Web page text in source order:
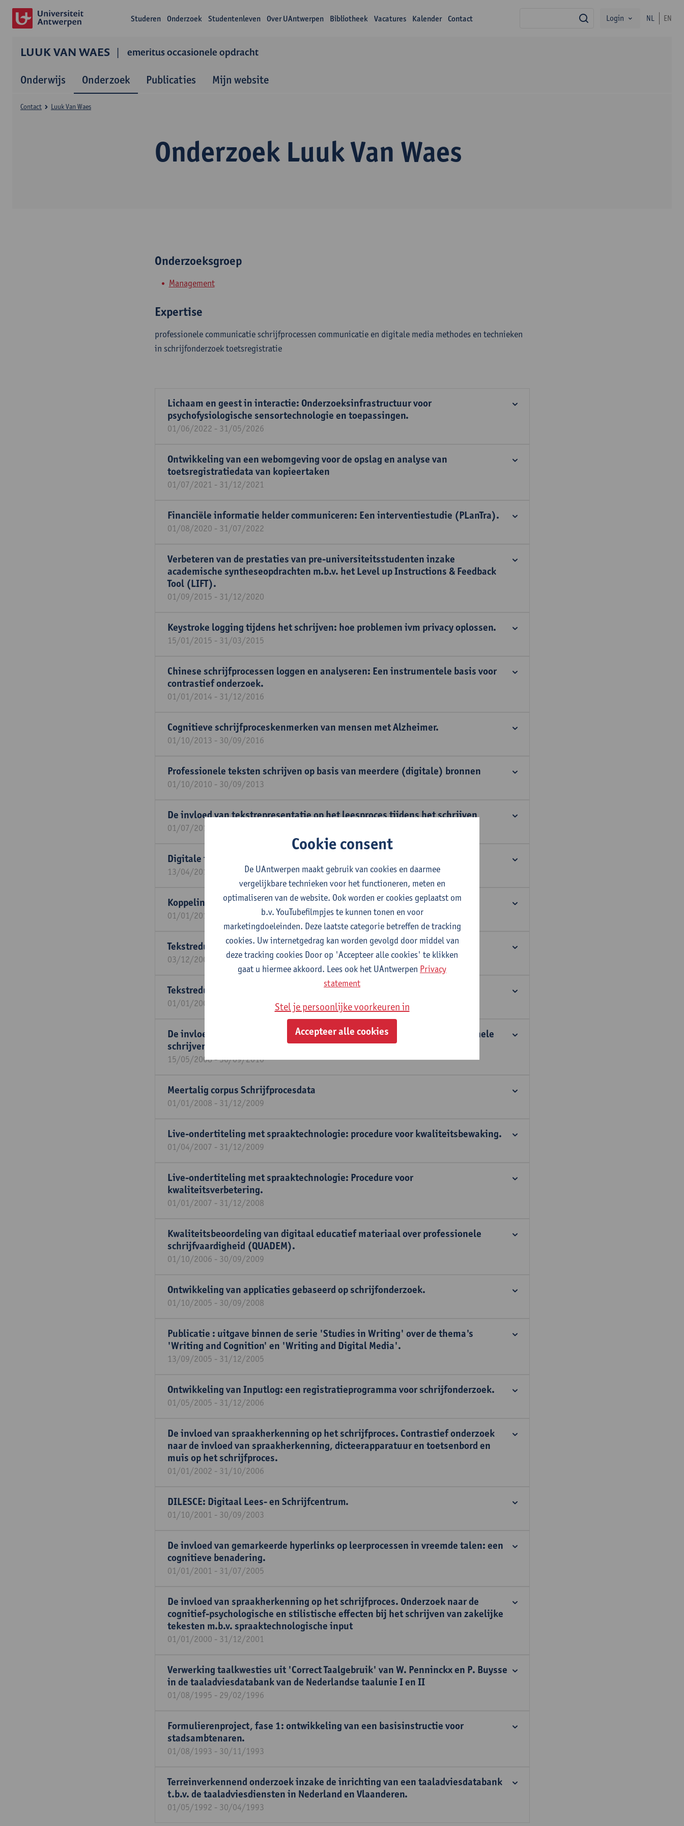
Studeren Onderzoek Studentenleven Over UAntwerpen Bibliotheek Vacatures Kalender Contact zoekLogin NL EN
LUUK VAN WAES emeritus occasionele opdracht
Onderwijs Onderzoek Publicaties Mijn website
Onderzoek Luuk Van Waes
Contact Luuk Van Waes
Onderzoeksgroep
Management
Expertise
professionele communicatie schrijfprocessen communicatie en digitale media methodes en technieken
in schrijfonderzoek toetsregistratie
Lichaam en geest in interactie: Onderzoeksinfrastructuur voor
psychofysiologische sensortechnologie en toepassingen.
01/06/2022 - 31/05/2026
Ontwikkeling van een webomgeving voor de opslag en analyse van
toetsregistratiedata van kopieertaken
01/07/2021 - 31/12/2021
Financiële informatie helder communiceren: Een interventiestudie (PLanTra).
01/08/2020 - 31/07/2022
Verbeteren van de prestaties van pre-universiteitsstudenten inzake
academische syntheseopdrachten m.b.v. het Level up Instructions & Feedback
Tool (LIFT).
01/09/2015 - 31/12/2020
Keystroke logging tijdens het schrijven: hoe problemen ivm privacy oplossen.
15/01/2015 - 31/03/2015
Chinese schrijfprocessen loggen en analyseren: Een instrumentele basis voor
contrastief onderzoek.
01/01/2014 - 31/12/2016
Cognitieve schrijfproceskenmerken van mensen met Alzheimer.
01/10/2013 - 30/09/2016
Professionele teksten schrijven op basis van meerdere (digitale) bronnen
01/10/2010 - 30/09/2013
De invloed van tekstrepresentatie op het leesproces tijdens het schrijven
01/07/2010 - 31/12/2014
Digitale televisie voor iedereen (DTV4ALL).
13/04/2010 - 31/12/2011
Koppeling van schrijfprocesdata aan lexica.
01/01/2010 - 31/12/2012
Tekstreductie bij live ondertiteling met spraakherkenning.
03/12/2009 - 31/12/2009
Tekstreductie bij live ondertiteling met spraakherkenning.
01/01/2009 - 31/12/2010
De invloed van de geproduceerde tekst op het schrijfproces van professionele
schrijvers.
15/05/2008 - 30/09/2010
Meertalig corpus Schrijfprocesdata
01/01/2008 - 31/12/2009
Live-ondertiteling met spraaktechnologie: procedure voor kwaliteitsbewaking.
01/04/2007 - 31/12/2009
Live-ondertiteling met spraaktechnologie: Procedure voor
kwaliteitsverbetering.
01/01/2007 - 31/12/2008
Kwaliteitsbeoordeling van digitaal educatief materiaal over professionele
schrijfvaardigheid (QUADEM).
01/10/2006 - 30/09/2009
Ontwikkeling van applicaties gebaseerd op schrijfonderzoek.
01/10/2005 - 30/09/2008
Publicatie : uitgave binnen de serie 'Studies in Writing' over de thema's
'Writing and Cognition' en 'Writing and Digital Media'.
13/09/2005 - 31/12/2005
Ontwikkeling van Inputlog: een registratieprogramma voor schrijfonderzoek.
01/05/2005 - 31/12/2006
De invloed van spraakherkenning op het schrijfproces. Contrastief onderzoek
naar de invloed van spraakherkenning, dicteerapparatuur en toetsenbord en
muis op het schrijfproces.
01/01/2002 - 31/10/2006
DILESCE: Digitaal Lees- en Schrijfcentrum.
01/10/2001 - 30/09/2003
De invloed van gemarkeerde hyperlinks op leerprocessen in vreemde talen: een
cognitieve benadering.
01/01/2001 - 31/07/2005
De invloed van spraakherkenning op het schrijfproces. Onderzoek naar de
cognitief-psychologische en stilistische effecten bij het schrijven van zakelijke
tekesten m.b.v. spraaktechnologische input
01/01/2000 - 31/12/2001
Verwerking taalkwesties uit 'Correct Taalgebruik' van W. Penninckx en P. Buysse
in de taaladviesdatabank van de Nederlandse taalunie I en II
01/08/1995 - 29/02/1996
Formulierenproject, fase 1: ontwikkeling van een basisinstructie voor
stadsambtenaren.
01/08/1993 - 30/11/1993
Terreinverkennend onderzoek inzake de inrichting van een taaladviesdatabank
t.b.v. de taaladviesdiensten in Nederland en Vlaanderen.
01/05/1992 - 30/04/1993
Cookie consent
De UAntwerpen maakt gebruik van cookies en daarmee
vergelijkbare technieken voor het functioneren, meten en
optimaliseren van de website. Ook worden er cookies geplaatst om
b.v. YouTubefilmpjes te kunnen tonen en voor
marketingdoeleinden. Deze laatste categorie betreffen de tracking
cookies. Uw internetgedrag kan worden gevolgd door middel van
deze tracking cookies Door op 'Accepteer alle cookies' te klikken
gaat u hiermee akkoord. Lees ook het UAntwerpen Privacy
statement
Stel je persoonlijke voorkeuren in
Accepteer alle cookies